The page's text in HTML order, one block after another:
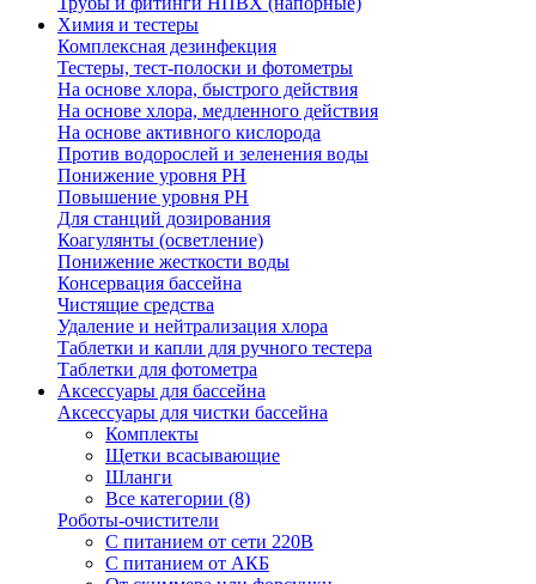
Химия и тестеры
Комплексная дезинфекция
Тестеры, тест-полоски и фотометры
На основе хлора, быстрого действия
На основе хлора, медленного действия
На основе активного кислорода
Против водорослей и зеленения воды
Понижение уровня РН
Повышение уровня РН
Для станций дозирования
Коагулянты (осветление)
Понижение жесткости воды
Консервация бассейна
Чистящие средства
Удаление и нейтрализация хлора
Таблетки и капли для ручного тестера
Таблетки для фотометра
Аксессуары для бассейна
Аксессуары для чистки бассейна
Комплекты
Щетки всасывающие
Шланги
Все категории (8)
Роботы-очистители
С питанием от сети 220В
С питанием от АКБ